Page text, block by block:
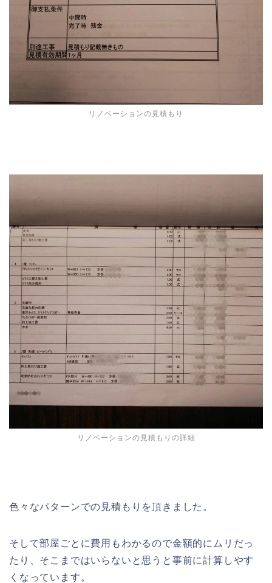
リノベーションの見積もり
リノベーションの見積もりの詳細
色々なパターンでの見積もりを頂きました。
そして部屋ごとに費用もわかるので金額的にムリだっ
たり、そこまではいらないと思うと事前に計算しやす
くなっています。